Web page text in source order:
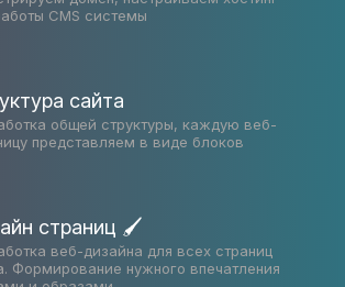
CMS системы
сайта
общей структуры, каждую веб-
представляем в виде блоков
страниц 🖌
веб-дизайна для всех страниц
Формирование нужного впечатления